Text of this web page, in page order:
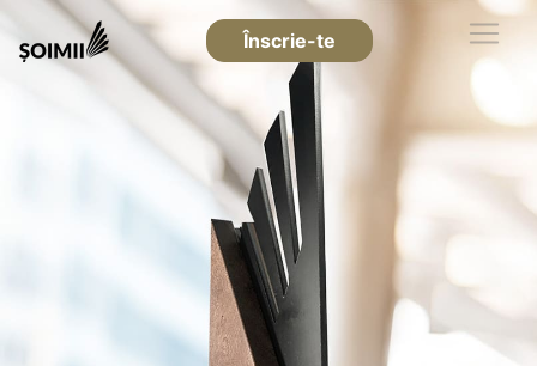
Înscrie-te